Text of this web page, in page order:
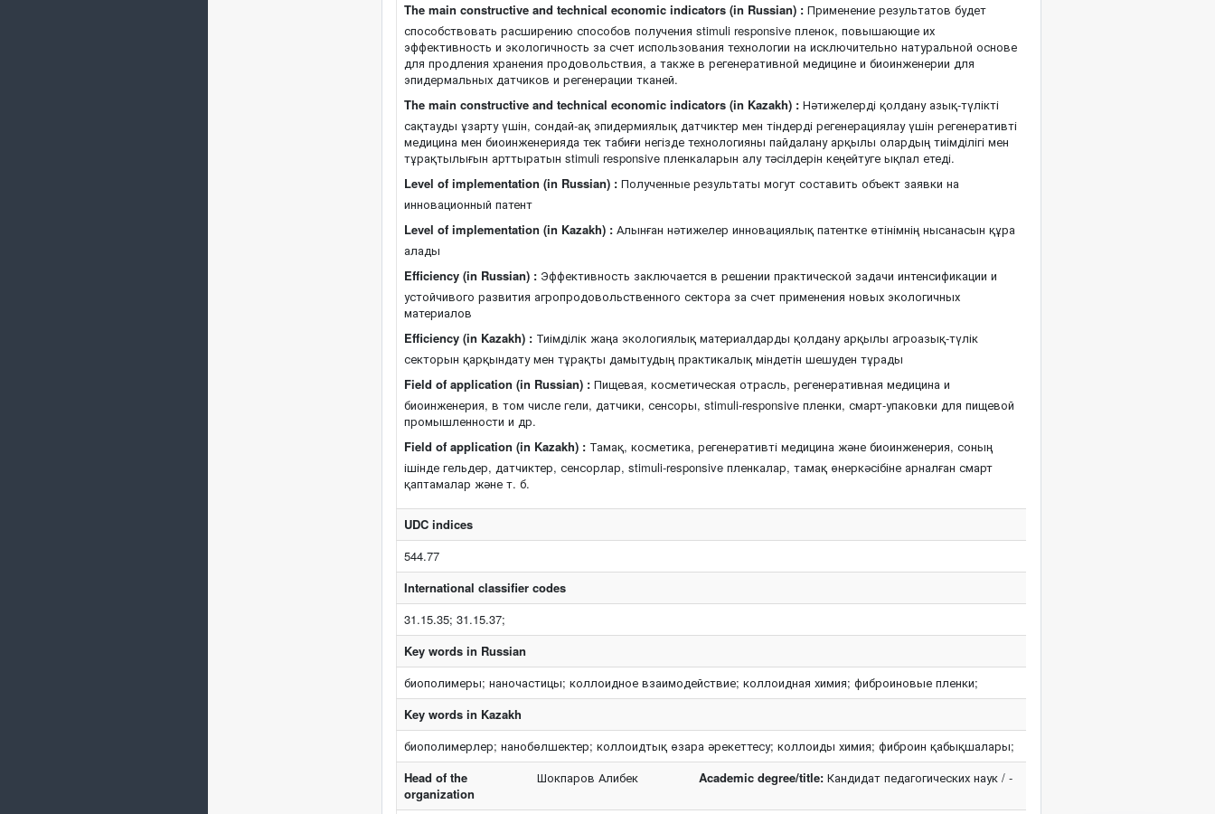
The main constructive and technical economic indicators (in Russian) : Применение результатов будет
способствовать расширению способов получения stimuli responsive пленок, повышающие их
эффективность и экологичность за счет использования технологии на исключительно натуральной основе
для продления хранения продовольствия, а также в регенеративной медицине и биоинженерии для
эпидермальных датчиков и регенерации тканей.
The main constructive and technical economic indicators (in Kazakh) : Нәтижелерді қолдану азық-түлікті
сақтауды ұзарту үшін, сондай-ақ эпидермиялық датчиктер мен тіндерді регенерациялау үшін регенеративті
медицина мен биоинженерияда тек табиғи негізде технологияны пайдалану арқылы олардың тиімділігі мен
тұрақтылығын арттыратын stimuli responsive пленкаларын алу тәсілдерін кеңейтуге ықпал етеді.
Level of implementation (in Russian) : Полученные результаты могут составить объект заявки на
инновационный патент
Level of implementation (in Kazakh) : Алынған нәтижелер инновациялық патентке өтінімнің нысанасын құра
алады
Efficiency (in Russian) : Эффективность заключается в решении практической задачи интенсификации и
устойчивого развития агропродовольственного сектора за счет применения новых экологичных
материалов
Efficiency (in Kazakh) : Тиімділік жаңа экологиялық материалдарды қолдану арқылы агроазық-түлік
секторын қарқындату мен тұрақты дамытудың практикалық міндетін шешуден тұрады
Field of application (in Russian) : Пищевая, косметическая отрасль, регенеративная медицина и
биоинженерия, в том числе гели, датчики, сенсоры, stimuli-responsive пленки, смарт-упаковки для пищевой
промышленности и др.
Field of application (in Kazakh) : Тамақ, косметика, регенеративті медицина және биоинженерия, соның
ішінде гельдер, датчиктер, сенсорлар, stimuli-responsive пленкалар, тамақ өнеркәсібіне арналған смарт
қаптамалар және т. б.
UDC indices
544.77
International classifier codes
31.15.35; 31.15.37;
Key words in Russian
биополимеры; наночастицы; коллоидное взаимодействие; коллоидная химия; фиброиновые пленки;
Key words in Kazakh
биополимерлер; нанобөлшектер; коллоидтық өзара әрекеттесу; коллоиды химия; фиброин қабықшалары;
Head of the
organization
Шокпаров Алибек Academic degree/title: Кандидат педагогических наук / -